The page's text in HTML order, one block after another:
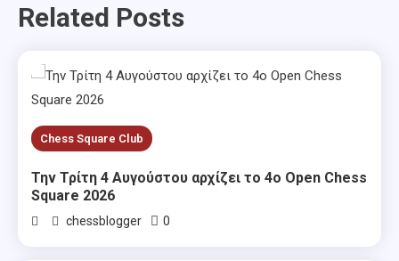
Related Posts
Chess Square Club
Την Τρίτη 4 Αυγούστου αρχίζει το 4ο Open Chess
Square 2026
chessblogger 0